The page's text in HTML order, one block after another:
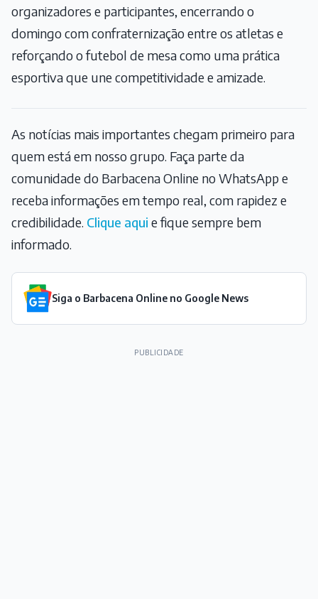
organizadores e participantes, encerrando o
domingo com confraternização entre os atletas e
reforçando o futebol de mesa como uma prática
esportiva que une competitividade e amizade.
As notícias mais importantes chegam primeiro para
quem está em nosso grupo. Faça parte da
comunidade do Barbacena Online no WhatsApp e
receba informações em tempo real, com rapidez e
credibilidade. Clique aqui e fique sempre bem
informado.
Siga o Barbacena Online no Google News
PUBLICIDADE